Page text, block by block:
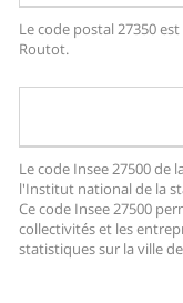
Le code postal 27350
Routot.
Le code Insee 27500
l'Institut national de la
Ce code Insee 27500
collectivités et les
statistiques sur la ville